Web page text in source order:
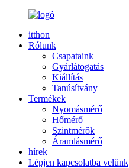
itthon
Rólunk
Csapataink
Gyárlátogatás
Kiállítás
Tanúsítvány
Termékek
Nyomásmérő
Hőmérő
Szintmérők
Áramlásmérő
hírek
Lépjen kapcsolatba velünk